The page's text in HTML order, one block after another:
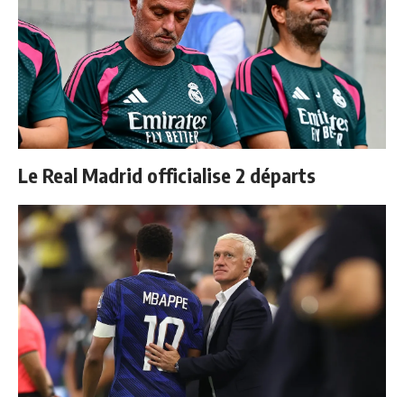
Le Real Madrid officialise 2 départs